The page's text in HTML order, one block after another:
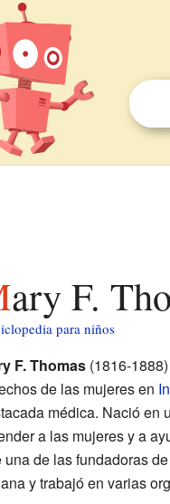
Mary F.
para niños
F. Thomas(1816-1888)
de las mujeres en
médica. Nació en
a las mujeres y a
una de las fundadoras
y trabajó en varias